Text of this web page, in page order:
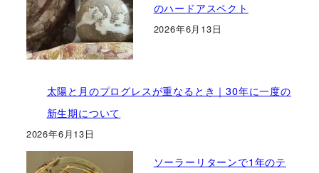
のハードアスペクト
2026年6月13日
太陽と月のプログレスが重なるとき｜30年に一度の
新生期について
2026年6月13日
ソーラーリターンで1年のテ